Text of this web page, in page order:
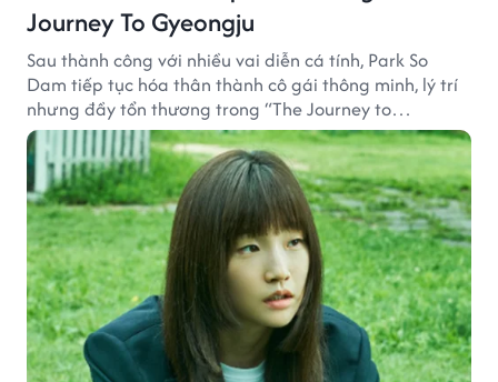
Journey To Gyeongju
Sau thành công với nhiều vai diễn cá tính, Park So
Dam tiếp tục hóa thân thành cô gái thông minh, lý trí
nhưng đầy tổn thương trong “The Journey to
Gyeongju”.